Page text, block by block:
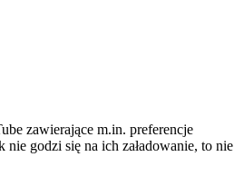
zawierające m.in. preferencje
godzi się na ich załadowanie, to nie